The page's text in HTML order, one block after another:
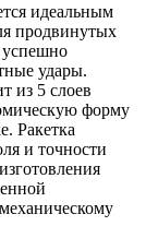
идеальным
продвинутых
успешно
удары.
из 5 слоев
форму
Ракетка
и точности